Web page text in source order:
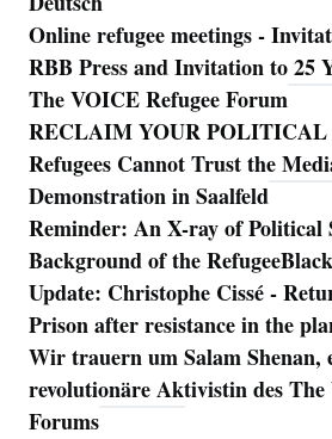
Online refugee meetings -
RBB Press and Invitation to 25
The VOICE Refugee Forum
RECLAIM YOUR
Refugees Cannot Trust the
Demonstration in Saalfeld
Reminder: An X-ray of Political
Background of the
Update: Christophe Cissé -
Prison after resistance in the
Wir trauern um Salam Shenan,
revolutionäre Aktivistin des The
Forums